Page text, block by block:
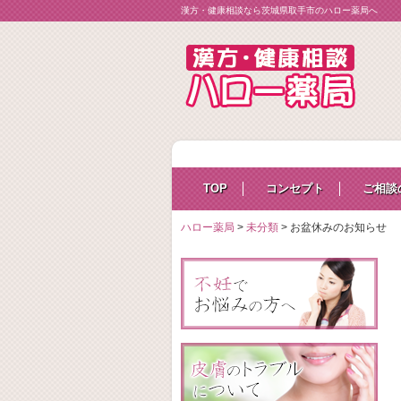
漢方・健康相談なら茨城県取手市のハロー薬局へ
TOP コンセプト ご相談
ハロー薬局 > 未分類 > お盆休みのお知らせ